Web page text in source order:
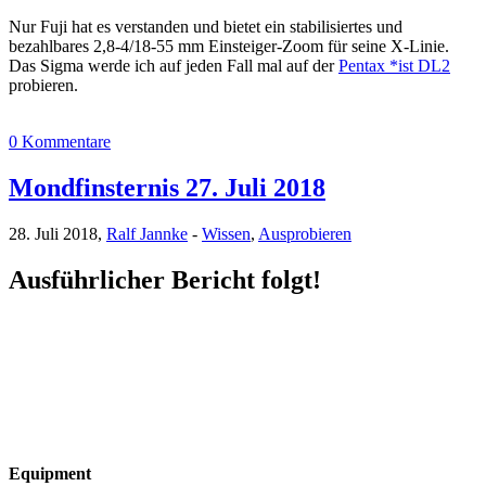
Nur Fuji hat es verstanden und bietet ein stabilisiertes und
bezahlbares 2,8-4/18-55 mm Einsteiger-Zoom für seine X-Linie.
Das Sigma werde ich auf jeden Fall mal auf derPentax *ist DL2
probieren.
0 Kommentare
Mondfinsternis 27. Juli 2018
28. Juli 2018, Ralf Jannke - Wissen, Ausprobieren
Ausführlicher Bericht folgt!
Equipment